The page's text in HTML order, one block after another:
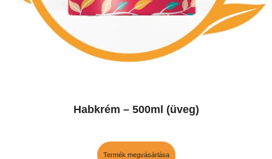
Habkrém – 500ml (üveg)
Termék megvásárlása